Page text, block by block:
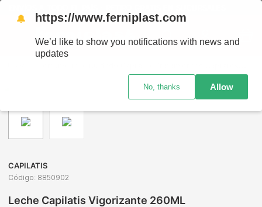
CAPILATIS
Código: 8850902
Leche Capilatis Vigorizante 260ML
🔔 https://www.ferniplast.com
We’d like to show you notifications with news and
updates
No, thanks Allow